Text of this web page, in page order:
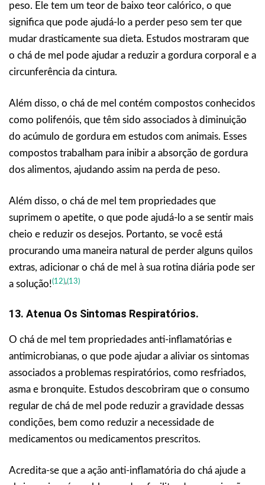
peso. Ele tem um teor de baixo teor calórico, o que
significa que pode ajudá-lo a perder peso sem ter que
mudar drasticamente sua dieta. Estudos mostraram que
o chá de mel pode ajudar a reduzir a gordura corporal e a
circunferência da cintura.
Além disso, o chá de mel contém compostos conhecidos
como polifenóis, que têm sido associados à diminuição
do acúmulo de gordura em estudos com animais. Esses
compostos trabalham para inibir a absorção de gordura
dos alimentos, ajudando assim na perda de peso.
Além disso, o chá de mel tem propriedades que
suprimem o apetite, o que pode ajudá-lo a se sentir mais
cheio e reduzir os desejos. Portanto, se você está
procurando uma maneira natural de perder alguns quilos
extras, adicionar o chá de mel à sua rotina diária pode ser
a solução!(12),(13)
13. Atenua Os Sintomas Respiratórios.
O chá de mel tem propriedades anti-inflamatórias e
antimicrobianas, o que pode ajudar a aliviar os sintomas
associados a problemas respiratórios, como resfriados,
asma e bronquite. Estudos descobriram que o consumo
regular de chá de mel pode reduzir a gravidade dessas
condições, bem como reduzir a necessidade de
medicamentos ou medicamentos prescritos.
Acredita-se que a ação anti-inflamatória do chá ajude a